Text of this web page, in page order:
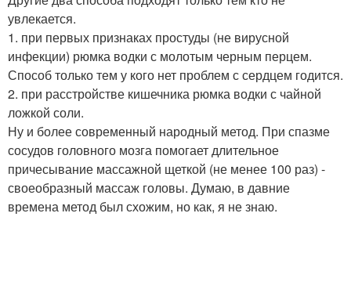
увлекается.
1. при первых признаках простуды (не вирусной
инфекции) рюмка водки с молотым черным перцем.
Способ только тем у кого нет проблем с сердцем годится.
2. при расстройстве кишечника рюмка водки с чайной
ложкой соли.
Ну и более современный народный метод. При спазме
сосудов головного мозга помогает длительное
причесывание массажной щеткой (не менее 100 раз) -
своеобразный массаж головы. Думаю, в давние
времена метод был схожим, но как, я не знаю.